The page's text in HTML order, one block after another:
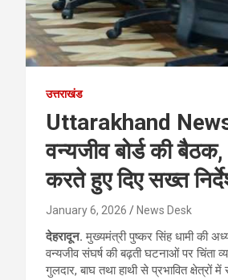
उत्तराखंड
Uttarakhand News:
वन्यजीव बोर्ड की
करते हुए दिए सख्त
January 6, 2026 News Desk
देहरादून.मुख्यमंत्री पुष्कर सिंह धामी की
वन्यजीव संघर्ष की बढ़ती घटनाओं पर
गुलदार, बाघ तथा हाथी से प्रभावित क्षेत्रों